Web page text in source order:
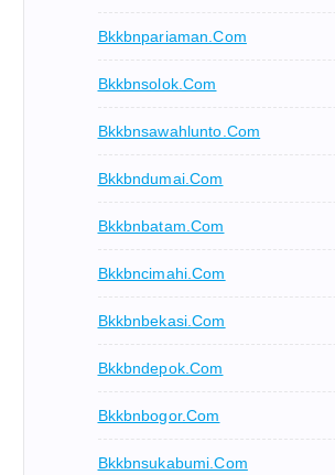
Bkkbnpariaman.com
Bkkbnsolok.com
Bkkbnsawahlunto.com
Bkkbndumai.com
Bkkbnbatam.com
Bkkbncimahi.com
Bkkbnbekasi.com
Bkkbndepok.com
Bkkbnbogor.com
Bkkbnsukabumi.com